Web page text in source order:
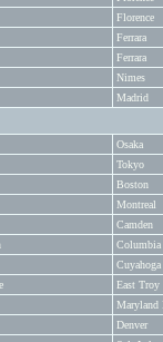
Florence
Ferrara
Ferrara
Nimes
Madrid
Osaka
Tokyo
Boston
Montreal
Camden
Columbia
East Troy
Maryland
Denver